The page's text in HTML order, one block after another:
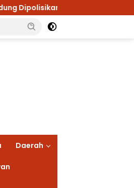
Nekat Curi Mobil dan
Daerah